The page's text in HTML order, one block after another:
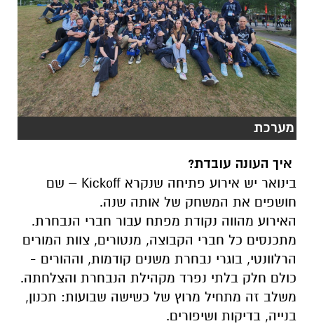
מערכת
איך העונה עובדת?
בינואר יש אירוע פתיחה שנקראKickoff – שם
חושפים את המשחק של אותה שנה.
האירוע מהווה נקודת מפתח עבור חברי הנבחרת.
מתכנסים כל חברי הקבוצה, מנטורים, צוות המורים
הרלוונטי, בוגרי נבחרת משנים קודמות, וההורים -
כולם חלק בלתי נפרד מקהילת הנבחרת והצלחתה.
משלב זה מתחיל מרוץ של כשישה שבועות: תכנון,
בנייה, בדיקות ושיפורים.